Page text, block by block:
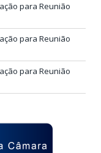
para Reunião
para Reunião
para Reunião